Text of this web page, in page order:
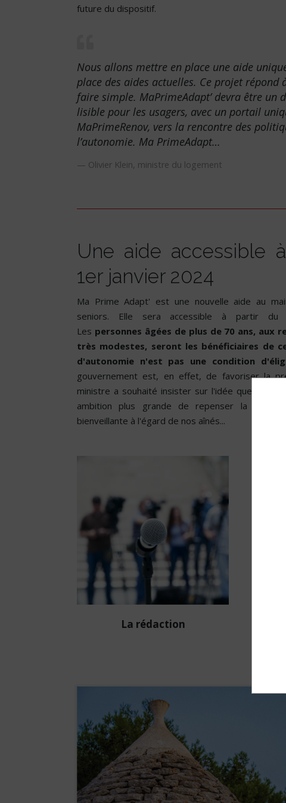
future du dispositif.
Nous allons mettre en place une aide
place des aides actuelles. Ce projet
faire simple. MaPrimeAdapt’ devra être
lisible pour les usagers, avec un portail
MaPrimeRenov, vers la rencontre des
l’autonomie. Ma PrimeAdapt…
Olivier Klein, ministre du logement
Une aide accessible
1er janvier 2024
Ma Prime Adapt' est une nouvelle aide au
seniors. Elle sera accessible à partir du
Les personnes âgées de plus de 70 ans, aux
très modestes, seront les bénéficiaires de
d'autonomie n'est pas une condition
gouvernement est, en effet, de favoriser la
ministre a souhaité insister sur l'idée que cette
ambition plus grande de repenser la ville.
bienveillante à l'égard de nos aînés...
La rédaction
Diffuseur passionné des infos de
la sphère immobilière en France et
à l’international.